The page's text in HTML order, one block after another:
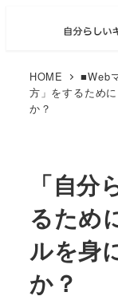
HOME ■Web
方」をするため
か？
「自
るため
ルを身
か？